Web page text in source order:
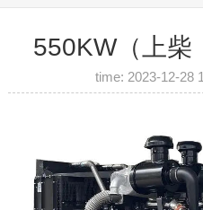
550KW（上柴
time: 2023-12-28